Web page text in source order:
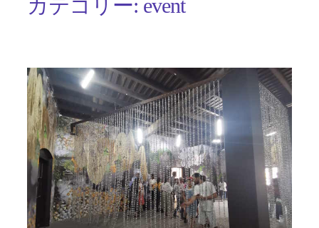
カテゴリー: event